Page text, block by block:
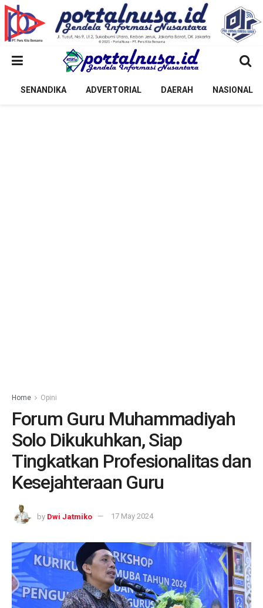
SENANDIKA ADVERTORIAL DAERAH NASIONAL
Home Opini
Forum Guru Muhammadiyah
Solo Dikukuhkan, Siap
Tingkatkan Profesionalitas dan
Kesejahteraan Guru
by Dwi Jatmiko 17 May 2024